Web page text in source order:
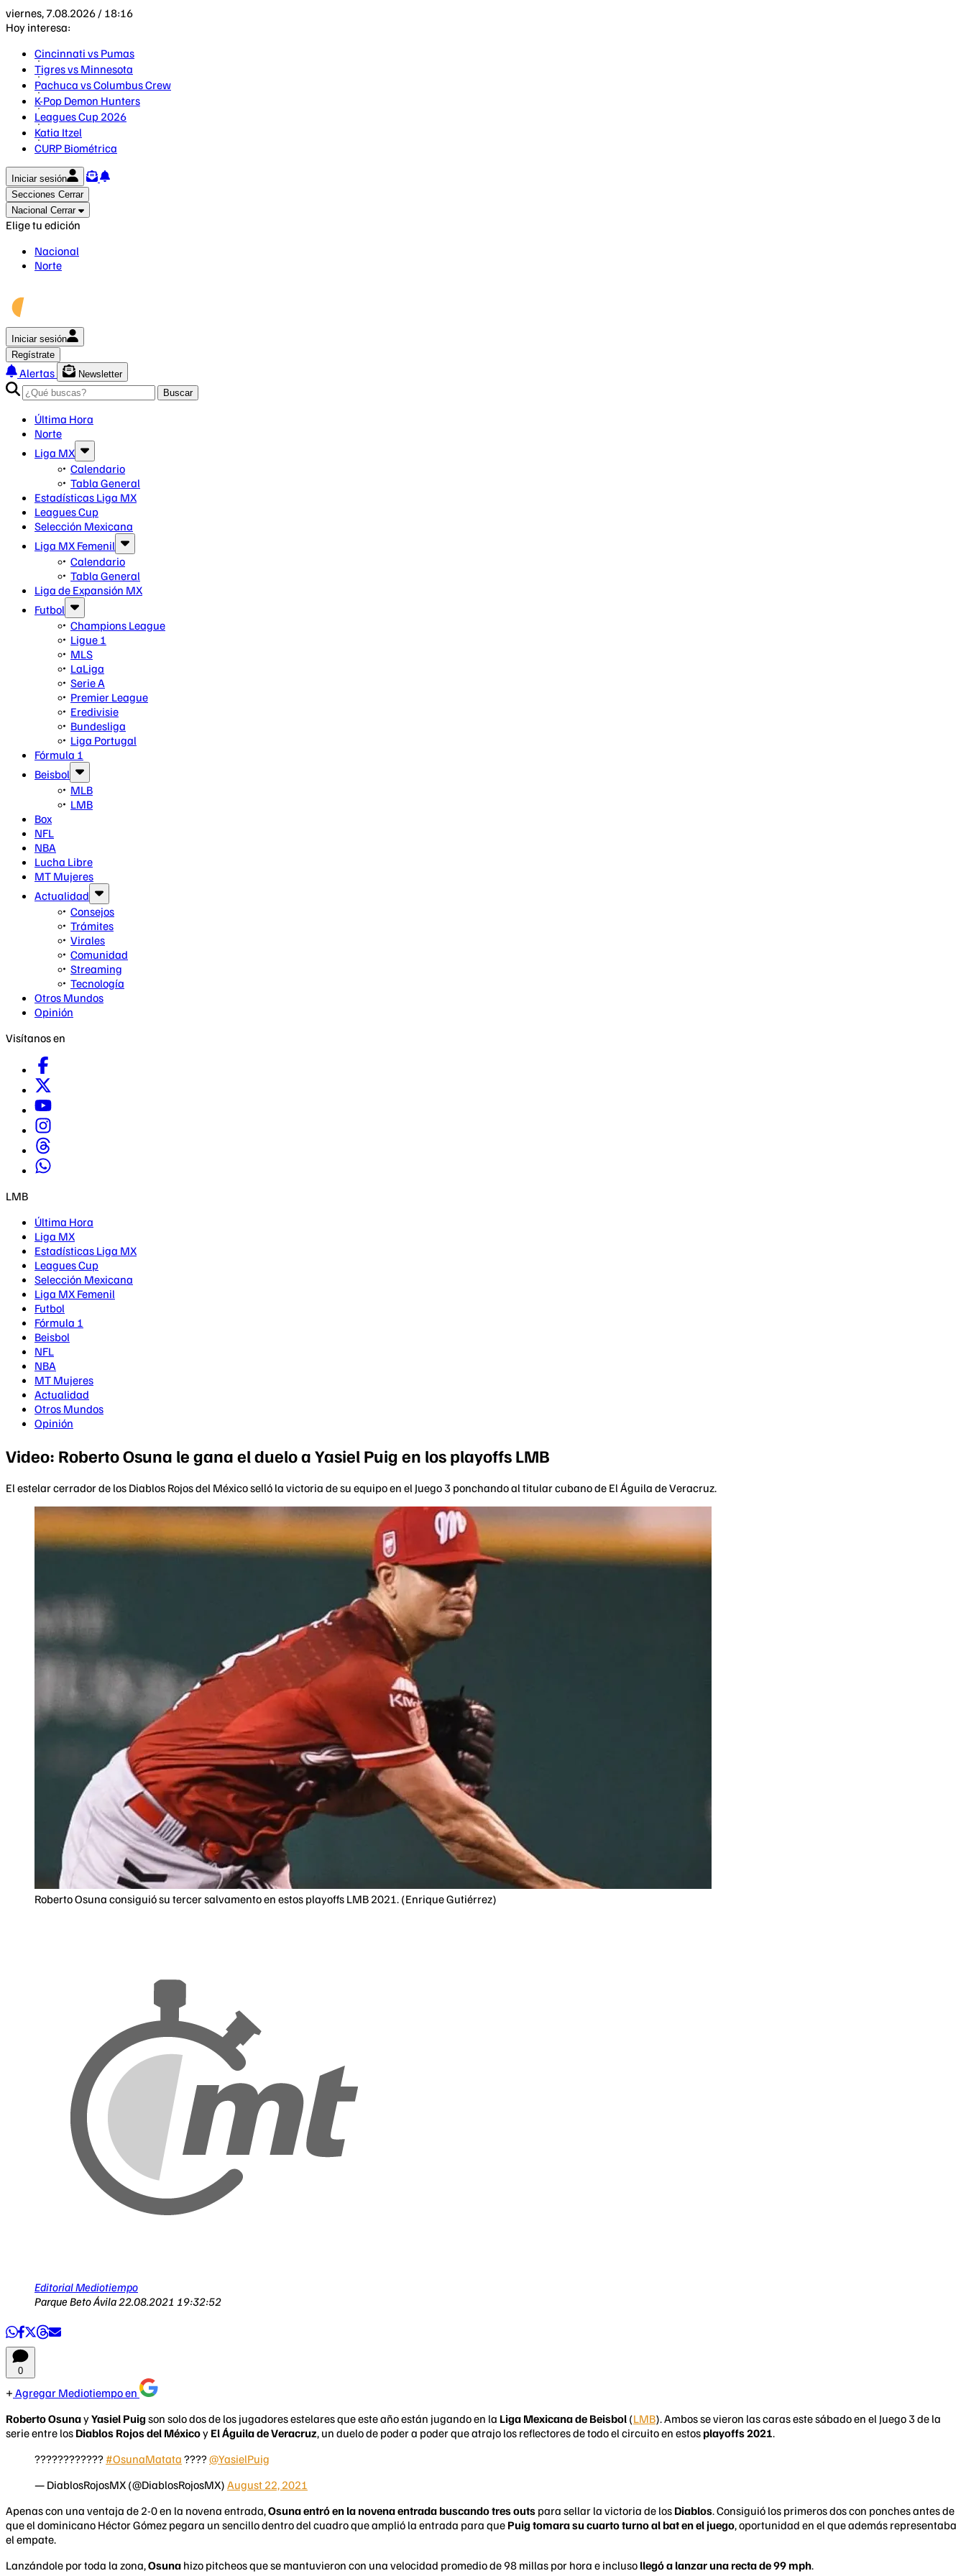
viernes, 7.08.2026 / 18:16
Hoy interesa:
Cincinnati vs Pumas
Tigres vs Minnesota
Pachuca vs Columbus Crew
K-Pop Demon Hunters
Leagues Cup 2026
Katia Itzel
CURP Biométrica
Iniciar sesión
Secciones Cerrar
Nacional Cerrar
Elige tu edición
Nacional
Norte
Iniciar sesión
Regístrate
Alertas
Newsletter
Buscar
Última Hora
Norte
Liga MX
Calendario
Tabla General
Estadísticas Liga MX
Leagues Cup
Selección Mexicana
Liga MX Femenil
Calendario
Tabla General
Liga de Expansión MX
Futbol
Champions League
Ligue 1
MLS
LaLiga
Serie A
Premier League
Eredivisie
Bundesliga
Liga Portugal
Fórmula 1
Beisbol
MLB
LMB
Box
NFL
NBA
Lucha Libre
MT Mujeres
Actualidad
Consejos
Trámites
Virales
Comunidad
Streaming
Tecnología
Otros Mundos
Opinión
Visítanos en
LMB
Última Hora
Liga MX
Estadísticas Liga MX
Leagues Cup
Selección Mexicana
Liga MX Femenil
Futbol
Fórmula 1
Beisbol
NFL
NBA
MT Mujeres
Actualidad
Otros Mundos
Opinión
Video: Roberto Osuna le gana el duelo a Yasiel Puig en los playoffs LMB
El estelar cerrador de los Diablos Rojos del México selló la victoria de su equipo en el Juego 3 ponchando al titular cubano de El Águila de Veracruz.
Roberto Osuna consiguió su tercer salvamento en estos playoffs LMB 2021. (Enrique Gutiérrez)
Editorial Mediotiempo
Parque Beto Ávila22.08.2021 19:32:52
0
Agregar Mediotiempo en
Roberto OsunayYasiel Puig son solo dos de los jugadores estelares que este año están jugando en la Liga Mexicana de Beisbol (LMB). Ambos se vieron las caras este sábado en el Juego 3 de la
serie entre los Diablos Rojos del Méxicoy El Águila de Veracruz, un duelo de poder a poder que atrajo los reflectores de todo el circuito en estos playoffs 2021.
???????????? #OsunaMatata ????@YasielPuig
— DiablosRojosMX (@DiablosRojosMX) August 22, 2021
Apenas con una ventaja de 2-0 en la novena entrada,Osuna entró en la novena entrada buscando tres outs para sellar la victoria de los Diablos. Consiguió los primeros dos con ponches antes de
que el dominicano Héctor Gómez pegara un sencillo dentro del cuadro que amplió la entrada para que Puig tomara su cuarto turno al bat en el juego, oportunidad en el que además representaba
el empate.
Lanzándole por toda la zona,Osuna hizo pitcheos que se mantuvieron con una velocidad promedio de 98 millas por hora e incluso llegó a lanzar una recta de 99 mph.